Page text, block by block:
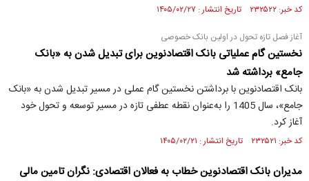
کد خبر: ۲۳۲۵۲۲ تاریخ انتشار : ۱۴۰۵/۰۲/۲۷
آغاز فصل تازه تحول در اولین بانک خصوصی
نخستین گام عملیاتی بانک اقتصادنوین برای تبدیل شدن به «بانک
جامع» برداشته شد
بانک اقتصادنوین با برداشتن نخستین گام عملی در مسیر تبدیل شدن به «بانک
جامع»، سال 1405 را به‌عنوان نقطه عطفی تازه در مسیر توسعه و تحول خود
آغاز کرد.
کد خبر: ۲۳۲۵۲۱ تاریخ انتشار : ۱۴۰۵/۰۲/۲۱
مدیران بانک اقتصادنوین خطاب به فعالان اقتصادی: نگران تامین مالی